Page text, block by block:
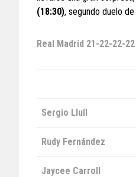
(18:30), segundo duelo
Real Madrid 21-22-22-22
Sergio Llull
Rudy Fernández
Jaycee Carroll